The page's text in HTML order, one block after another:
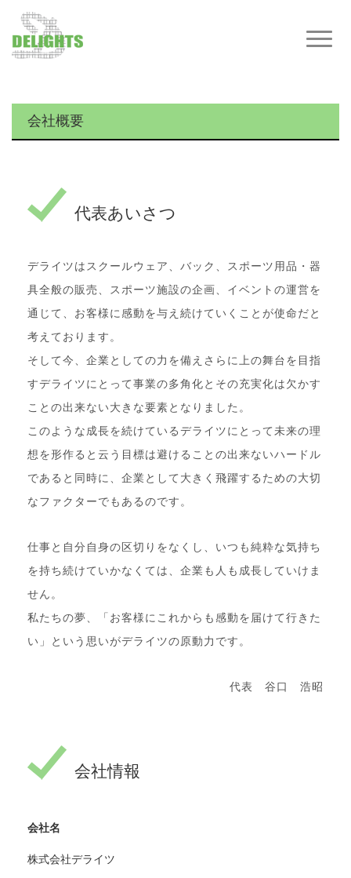
T
n
会社概要
代表あいさつ
デライツはスクールウェア、バック、スポーツ用品・器
具全般の販売、スポーツ施設の企画、イベントの運営を
通じて、お客様に感動を与え続けていくことが使命だと
考えております。
そして今、企業としての力を備えさらに上の舞台を目指
すデライツにとって事業の多角化とその充実化は欠かす
ことの出来ない大きな要素となりました。
このような成長を続けているデライツにとって未来の理
想を形作ると云う目標は避けることの出来ないハードル
であると同時に、企業として大きく飛躍するための大切
なファクターでもあるのです。
仕事と自分自身の区切りをなくし、いつも純粋な気持ち
を持ち続けていかなくては、企業も人も成長していけま
せん。
私たちの夢、「お客様にこれからも感動を届けて行きた
い」という思いがデライツの原動力です。
代表 谷口 浩昭
会社情報
会社名
株式会社デライツ